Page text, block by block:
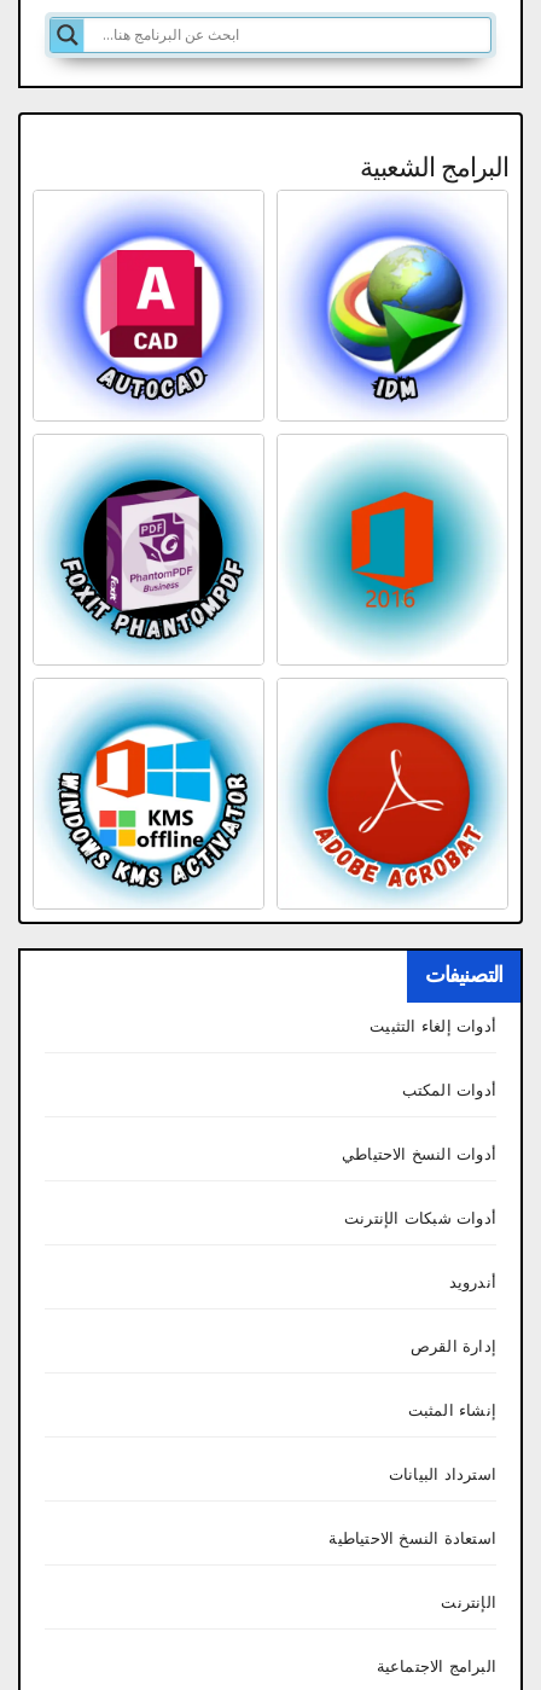
البرامج الشعبية
التصنيفات
أدوات إلغاء التثبيت
أدوات المكتب
أدوات النسخ الاحتياطي
أدوات شبكات الإنترنت
أندرويد
إدارة القرص
إنشاء المثبت
استرداد البيانات
استعادة النسخ الاحتياطية
الإنترنت
البرامج الاجتماعية